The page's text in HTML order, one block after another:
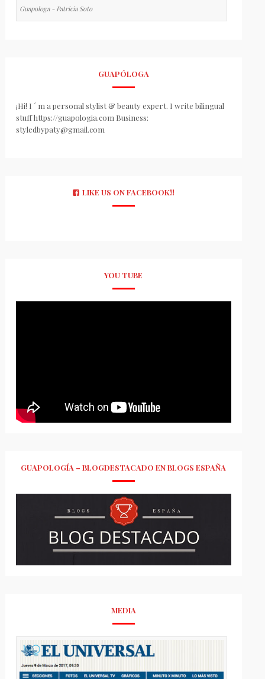
Guapologa - Patricia Soto
GUAPÓLOGA
¡Hi! I ´ m a personal stylist & beauty expert. I write bilingual
stuff https://guapologia.com Business:
styledbypaty@gmail.com
LIKE US ON FACEBOOK!!
YOU TUBE
GUAPOLOGÍA – BLOGDESTACADO EN BLOGS ESPAÑA
MEDIA